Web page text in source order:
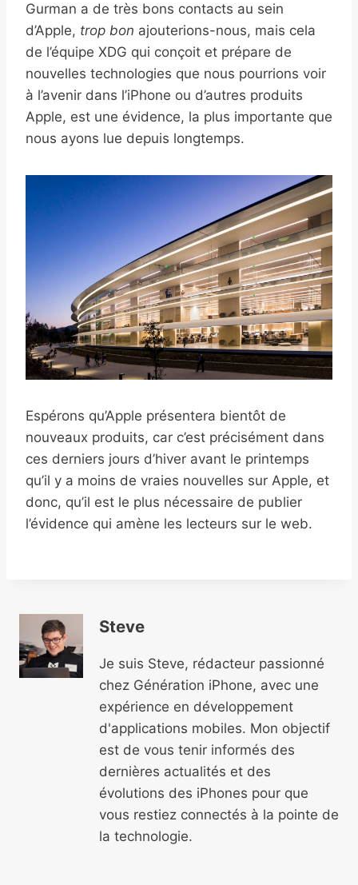
Gurman a de très bons contacts au sein
d’Apple, trop bon ajouterions-nous, mais cela
de l’équipe XDG qui conçoit et prépare de
nouvelles technologies que nous pourrions voir
à l’avenir dans l’iPhone ou d’autres produits
Apple, est une évidence, la plus importante que
nous ayons lue depuis longtemps.
Espérons qu’Apple présentera bientôt de
nouveaux produits, car c’est précisément dans
ces derniers jours d’hiver avant le printemps
qu’il y a moins de vraies nouvelles sur Apple, et
donc, qu’il est le plus nécessaire de publier
l’évidence qui amène les lecteurs sur le web.
Steve
Je suis Steve, rédacteur passionné
chez Génération iPhone, avec une
expérience en développement
d'applications mobiles. Mon objectif
est de vous tenir informés des
dernières actualités et des
évolutions des iPhones pour que
vous restiez connectés à la pointe de
la technologie.